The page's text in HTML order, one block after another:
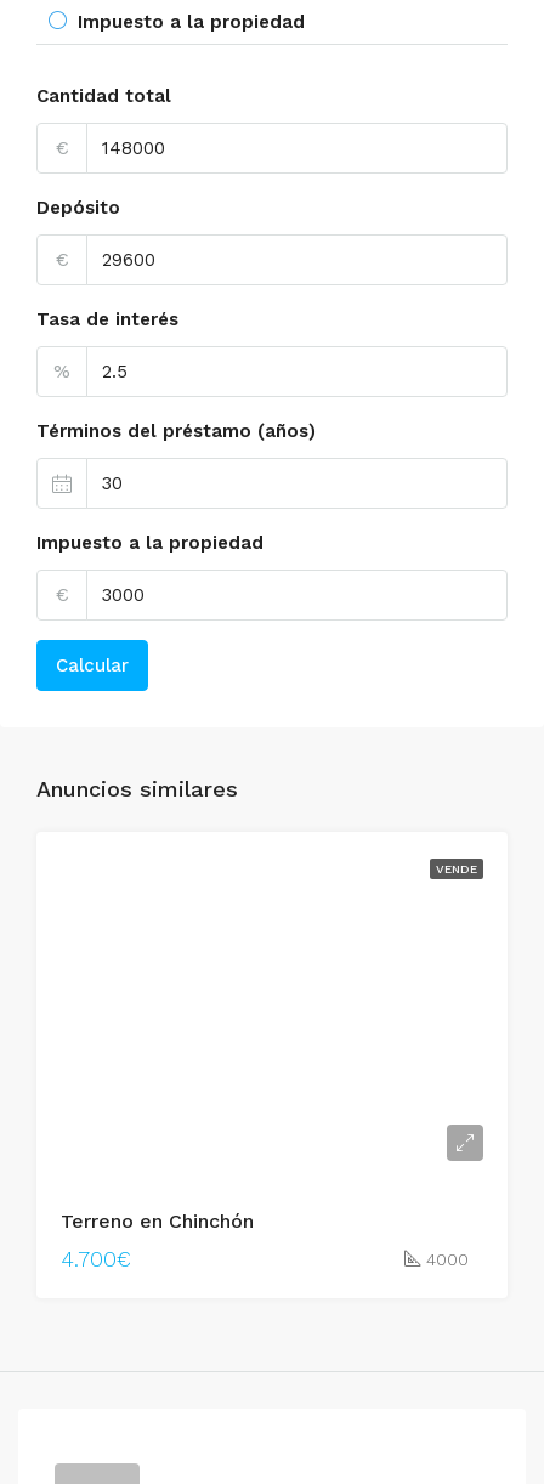
Impuesto a la propiedad
Cantidad total
€
Depósito
€
Tasa de interés
%
Términos del préstamo (años)
Impuesto a la propiedad
€
Calcular
Anuncios similares
VENDE
Terreno en Chinchón
4.700€ 4000